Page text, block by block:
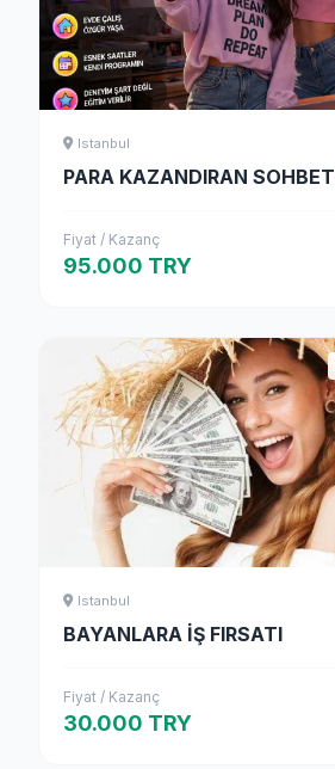
Istanbul
PARA KAZANDIRAN
Fiyat / Kazanç
95.000 TRY
Istanbul
BAYANLARA İŞ FIRSATI
Fiyat / Kazanç
30.000 TRY